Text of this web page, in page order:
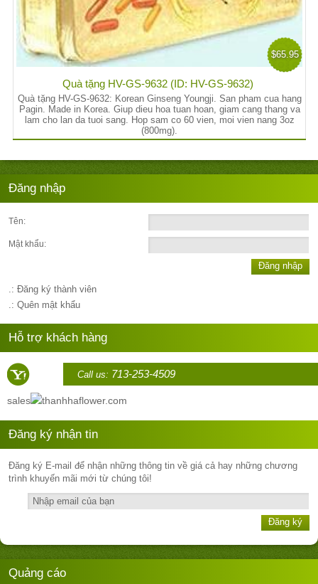
$65.95
Quà tặng HV-GS-9632 (ID: HV-GS-9632)
Quà tặng HV-GS-9632: Korean Ginseng Youngji. San pham cua hang
Pagin. Made in Korea. Giup dieu hoa tuan hoan, giam cang thang va
lam cho lan da tuoi sang. Hop sam co 60 vien, moi vien nang 3oz
(800mg).
Đăng nhập
Tên:
Mật khẩu:
Đăng nhập
.: Đăng ký thành viên
.: Quên mật khẩu
Hỗ trợ khách hàng
Call us: 713-253-4509
sales thanhhaflower.com
Đăng ký nhận tin
Đăng ký E-mail để nhận những thông tin về giá cả hay những chương
trình khuyến mãi mới từ chúng tôi!
Đăng ký
Quảng cáo